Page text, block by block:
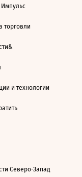
торговли
и технологии
Северо-Запад